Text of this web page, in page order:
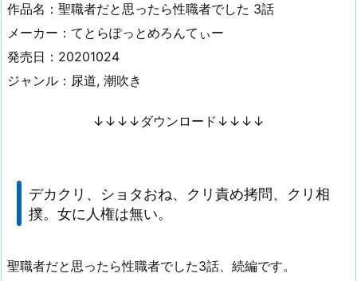
作品名：聖職者だと思ったら性職者でした 3話
メーカー：てとらぽっとめろんてぃー
発売日：20201024
ジャンル：尿道, 潮吹き
↓↓↓↓ダウンロード↓↓↓↓
デカクリ、ショタおね、クリ責め拷問、クリ相
撲。女に人権は無い。
聖職者だと思ったら性職者でした3話、続編です。